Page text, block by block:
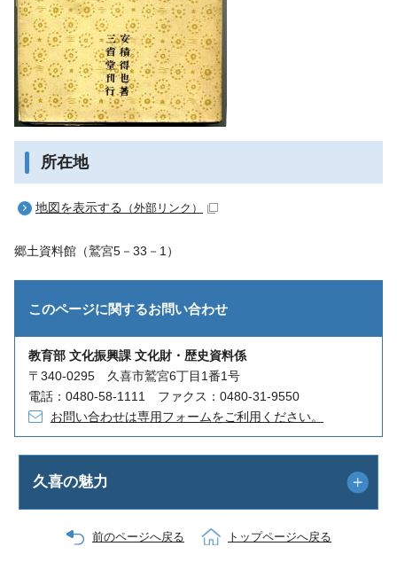
所在地
地図を表示する （外部リンク）
郷土資料館（鷲宮5－33－1）
このページに関するお問い合わせ
教育部 文化振興課 文化財・歴史資料係
〒340-0295 久喜市鷲宮6丁目1番1号
電話：0480-58-1111 ファクス：0480-31-9550
お問い合わせは専用フォームをご利用ください。
久喜の魅力
前のページへ戻る トップページへ戻る